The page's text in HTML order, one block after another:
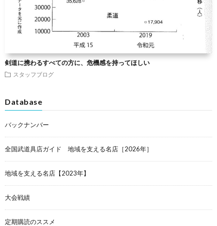
剣道に携わるすべての方に、危機感を持ってほしい
スタッフブログ
Database
バックナンバー
全国武道具店ガイド 地域を支える名店［2026年］
地域を支える名店【2023年】
大会戦績
定期購読のススメ